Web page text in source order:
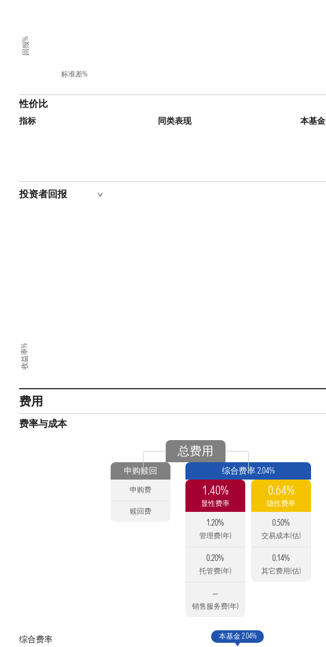
标准差%
回报%
性价比
指标 同类表现 本基金
投资者回报
收益率%
费用
费率与成本
总费用
申购赎回
申购费
赎回费
综合费率 2.04%
1.40%
显性费率
1.20%
管理费(年)
0.20%
托管费(年)
—
销售服务费(年)
0.64%
隐性费率
0.50%
交易成本(估)
0.14%
其它费用(估)
综合费率 本基金 2.04%